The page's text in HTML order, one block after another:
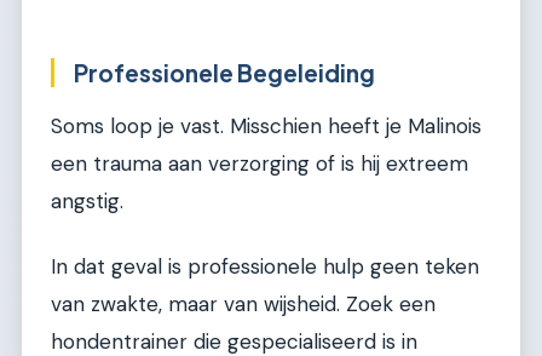
Professionele Begeleiding
Soms loop je vast. Misschien heeft je Malinois
een trauma aan verzorging of is hij extreem
angstig.
In dat geval is professionele hulp geen teken
van zwakte, maar van wijsheid. Zoek een
hondentrainer die gespecialiseerd is in